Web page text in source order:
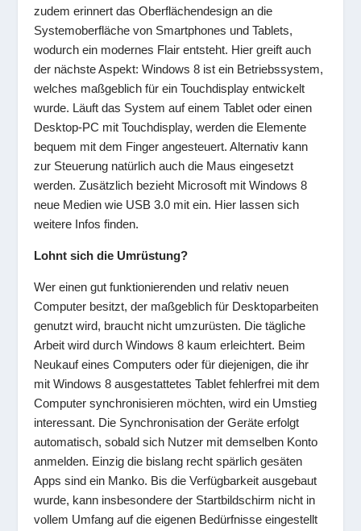
zudem erinnert das Oberflächendesign an die
Systemoberfläche von Smartphones und Tablets,
wodurch ein modernes Flair entsteht. Hier greift auch
der nächste Aspekt: Windows 8 ist ein Betriebssystem,
welches maßgeblich für ein Touchdisplay entwickelt
wurde. Läuft das System auf einem Tablet oder einen
Desktop-PC mit Touchdisplay, werden die Elemente
bequem mit dem Finger angesteuert. Alternativ kann
zur Steuerung natürlich auch die Maus eingesetzt
werden. Zusätzlich bezieht Microsoft mit Windows 8
neue Medien wie USB 3.0 mit ein. Hier lassen sich
weitere Infos finden.
Lohnt sich die Umrüstung?
Wer einen gut funktionierenden und relativ neuen
Computer besitzt, der maßgeblich für Desktoparbeiten
genutzt wird, braucht nicht umzurüsten. Die tägliche
Arbeit wird durch Windows 8 kaum erleichtert. Beim
Neukauf eines Computers oder für diejenigen, die ihr
mit Windows 8 ausgestattetes Tablet fehlerfrei mit dem
Computer synchronisieren möchten, wird ein Umstieg
interessant. Die Synchronisation der Geräte erfolgt
automatisch, sobald sich Nutzer mit demselben Konto
anmelden. Einzig die bislang recht spärlich gesäten
Apps sind ein Manko. Bis die Verfügbarkeit ausgebaut
wurde, kann insbesondere der Startbildschirm nicht in
vollem Umfang auf die eigenen Bedürfnisse eingestellt